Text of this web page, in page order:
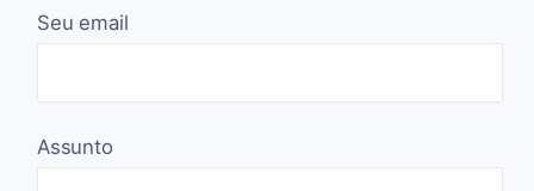
Seu email
Assunto